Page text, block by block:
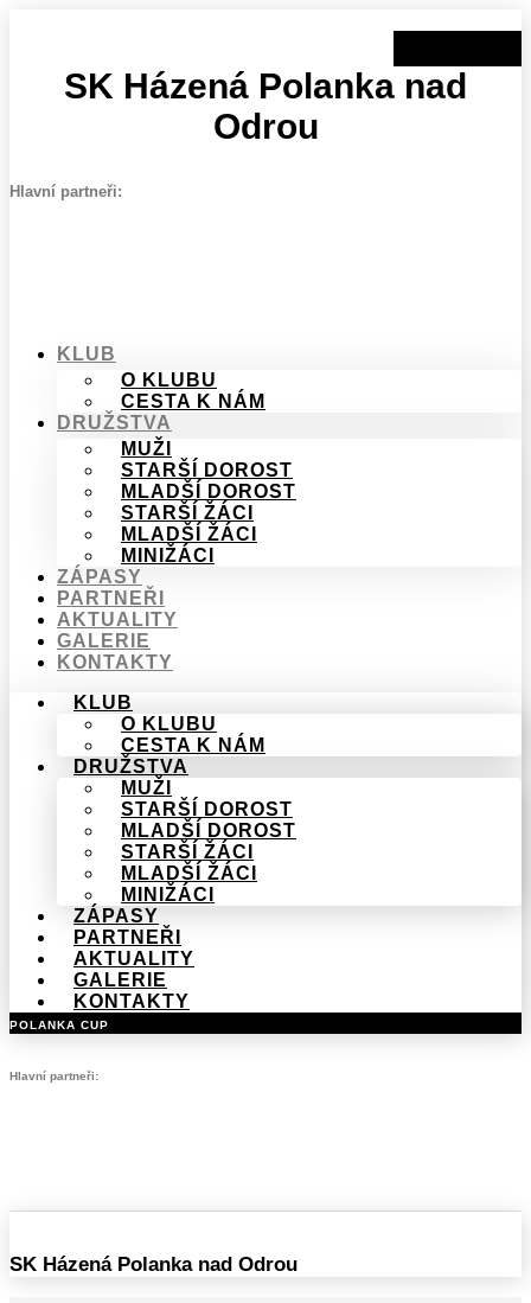
SK Házená Polanka nad
Odrou
Hlavní partneři:
KLUB
O KLUBU
CESTA K NÁM
DRUŽSTVA
MUŽI
STARŠÍ DOROST
MLADŠÍ DOROST
STARŠÍ ŽÁCI
MLADŠÍ ŽÁCI
MINIŽÁCI
ZÁPASY
PARTNEŘI
AKTUALITY
GALERIE
KONTAKTY
KLUB
O KLUBU
CESTA K NÁM
DRUŽSTVA
MUŽI
STARŠÍ DOROST
MLADŠÍ DOROST
STARŠÍ ŽÁCI
MLADŠÍ ŽÁCI
MINIŽÁCI
ZÁPASY
PARTNEŘI
AKTUALITY
GALERIE
KONTAKTY
POLANKA CUP
Hlavní partneři:
SK Házená Polanka nad Odrou